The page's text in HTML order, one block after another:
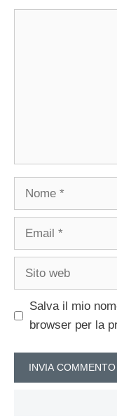
Nome
Email
Sito
Salva il mio
browser per la